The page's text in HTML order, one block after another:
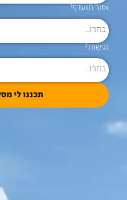
אזור מועדף?
נגישות?
תכננו לי מסלול